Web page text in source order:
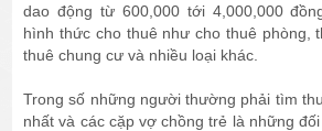
dao động từ 600,000 tới 4,000,000
hình thức cho thuê như cho thuê phòng,
thuê chung cư và nhiều loại khác.
Trong số những người thường phải tìm
nhất và các cặp vợ chồng trẻ là những